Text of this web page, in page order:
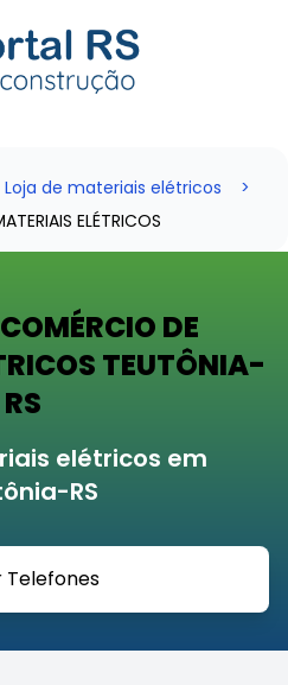
Loja de materiais elétricos
ELÉTRICOS
DE
TEUTÔNIA-
RS
elétricos em
RS
Telefones